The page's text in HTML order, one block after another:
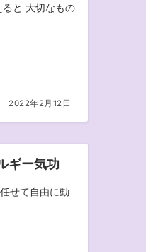
と 大切なもの
2022年2月12日
ギー気功
せて自由に動